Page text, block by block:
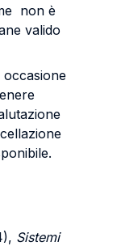
non è
valido
Sistemi